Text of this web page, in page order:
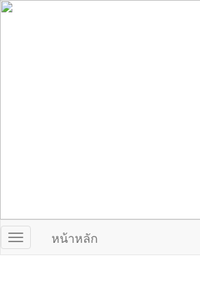
หน้าหลัก